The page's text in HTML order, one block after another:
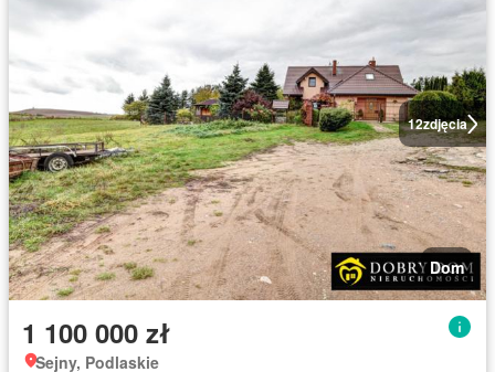
12zdjęcia
Dom
1 100 000 zł
Sejny, Podlaskie